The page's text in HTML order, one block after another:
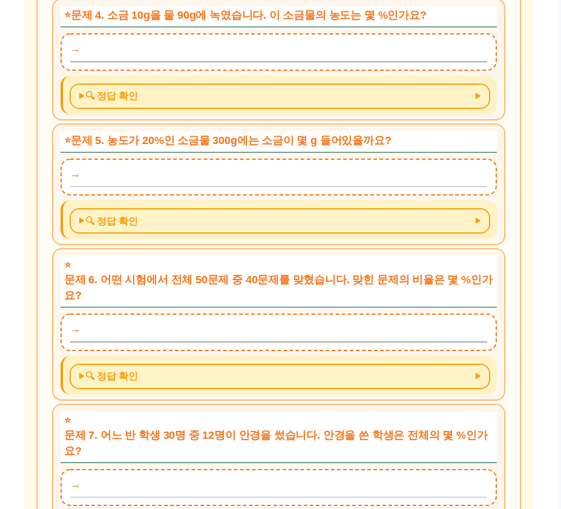
문제 4. 소금 10g을 물 90g에 녹였습니다. 이 소금물의 농도는 몇 %인가요?
🔍 정답 확인
문제 5. 농도가 20%인 소금물 300g에는 소금이 몇 g 들어있을까요?
🔍 정답 확인
문제 6. 어떤 시험에서 전체 50문제 중 40문제를 맞혔습니다. 맞힌 문제의 비율은 몇 %인가
요?
🔍 정답 확인
문제 7. 어느 반 학생 30명 중 12명이 안경을 썼습니다. 안경을 쓴 학생은 전체의 몇 %인가
요?